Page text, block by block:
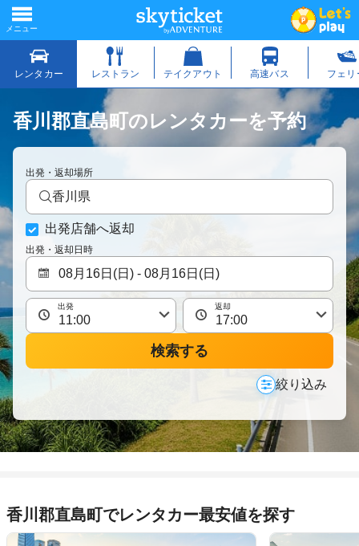
香川郡直島町のレンタカーを予約
出発・返却場所
香川県
出発店舗へ返却
出発・返却日時
出発 返却
検索する
絞り込み
香川郡直島町でレンタカー最安値を探す